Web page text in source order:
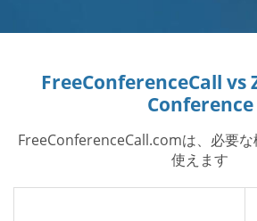
FreeConferenceCall vs
Conference
FreeConferenceCall.comは、必要
使えます